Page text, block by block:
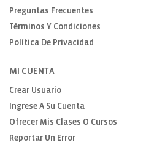
Preguntas Frecuentes
Términos Y Condiciones
Política De Privacidad
MI CUENTA
Crear Usuario
Ingrese A Su Cuenta
Ofrecer Mis Clases O Cursos
Reportar Un Error